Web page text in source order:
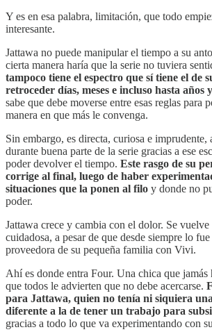
Y es en esa palabra, limitación, que todo
interesante.
Jattawa no puede manipular el tiempo a su
cierta manera haría que la serie no tuviera
tampoco tiene el espectro que sí tiene el de
retroceder días, meses e incluso hasta años
sabe que debe moverse entre esas reglas para
manera en que más le convenga.
Sin embargo, es directa, curiosa e imprudente,
durante buena parte de la serie gracias a ese
poder devolver el tiempo. Este rasgo de su
corrige al final, luego de haber
situaciones que la ponen al filo y donde no
poder.
Jattawa crece y cambia con el dolor. Se vuelve
cuidadosa, a pesar de que desde siempre lo
proveedora de su pequeña familia con Vivi.
Ahí es donde entra Four. Una chica que jamás
que todos le advierten que no debe acercarse.
para Jattawa, quien no tenía ni siquiera
diferente a la de tener un trabajo para
gracias a todo lo que va experimentando con